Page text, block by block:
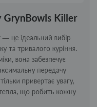
Killer
це ідеальний вибір
та тривалого куріння.
вона забезпечує
передачу
привертає увагу,
що робить кожну